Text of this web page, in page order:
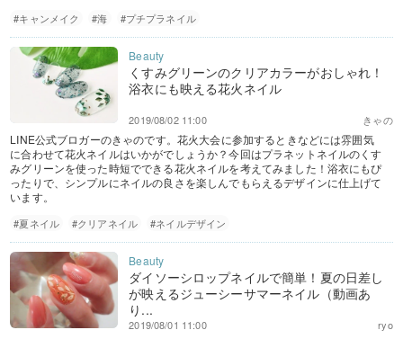
#キャンメイク #海 #プチプラネイル
くすみグリーンのクリアカラーがおしゃれ！
浴衣にも映える花火ネイル
きゃの
2019/08/02 11:00
LINE公式ブロガーのきゃのです。花火大会に参加するときなどには雰囲気
に合わせて花火ネイルはいかがでしょうか？今回はプラネットネイルのくす
みグリーンを使った時短でできる花火ネイルを考えてみました！浴衣にもぴ
ったりで、シンプルにネイルの良さを楽しんでもらえるデザインに仕上げて
います。
#夏ネイル #クリアネイル #ネイルデザイン
ダイソーシロップネイルで簡単！夏の日差し
が映えるジューシーサマーネイル（動画あ
り...
ryo
2019/08/01 11:00